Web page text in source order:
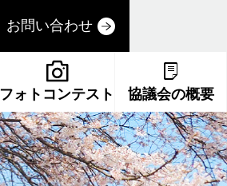
お問い合わせ
フォトコンテスト 協議会の概要